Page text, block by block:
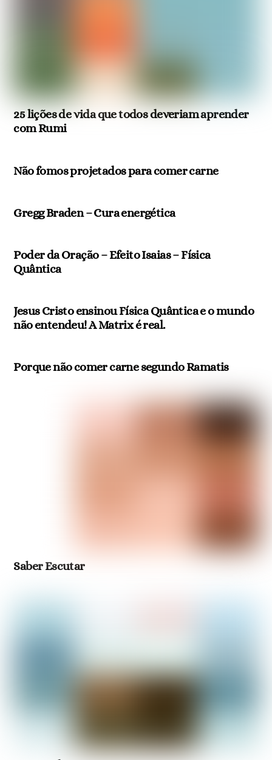
25 lições de vida que todos deveriam aprender
com Rumi
Não fomos projetados para comer carne
Gregg Braden – Cura energética
Poder da Oração – Efeito Isaias – Física
Quântica
Jesus Cristo ensinou Física Quântica e o mundo
não entendeu! A Matrix é real.
Porque não comer carne segundo Ramatis
Saber Escutar